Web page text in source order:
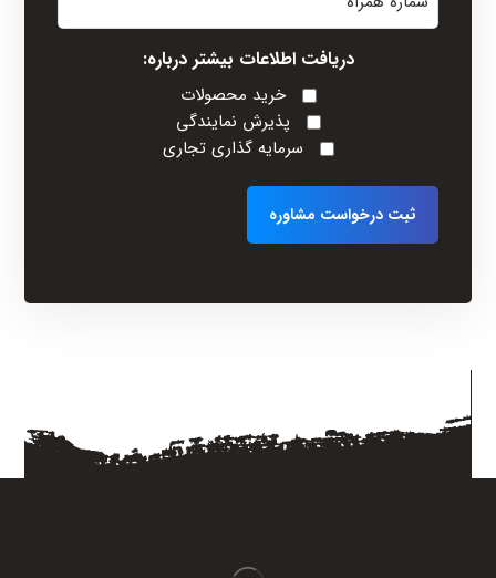
(Required)
دریافت اطلاعات بیشتر درباره:
خرید محصولات
پذیرش نمایندگی
سرمایه گذاری تجاری